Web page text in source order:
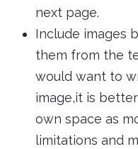
next page.
Include images
them from the
would want to
image,it is
own space as
limitations and